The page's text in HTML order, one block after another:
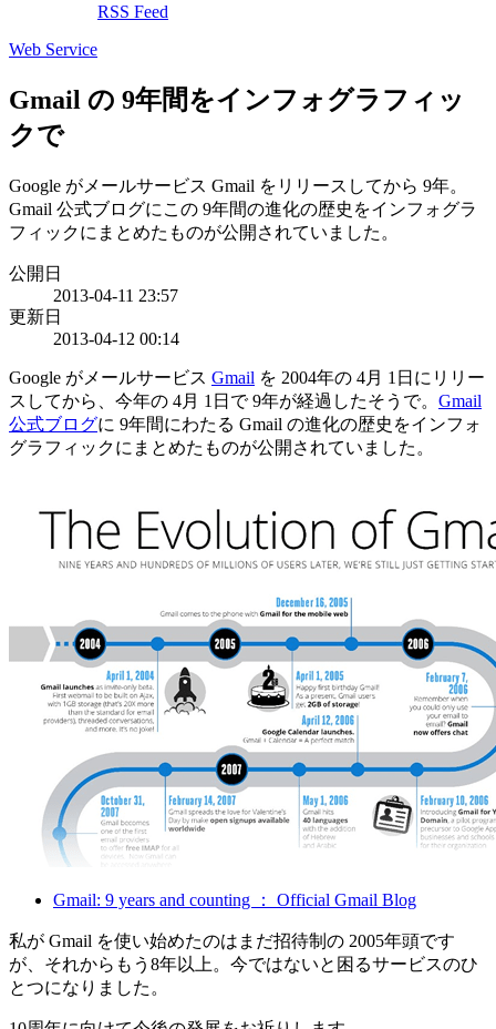
RSS Feed
Web Service
Gmail の 9年間をインフォグラフィッ
クで
Google がメールサービス Gmail をリリースしてから 9年。
Gmail 公式ブログにこの 9年間の進化の歴史をインフォグラ
フィックにまとめたものが公開されていました。
公開日
2013-04-11 23:57
更新日
2013-04-12 00:14
Google がメールサービス Gmail を 2004年の 4月 1日にリリー
スしてから、今年の 4月 1日で 9年が経過したそうで。 Gmail
公式ブログに 9年間にわたる Gmail の進化の歴史をインフォ
グラフィックにまとめたものが公開されていました。
Gmail: 9 years and counting ： Official Gmail Blog
私が Gmail を使い始めたのはまだ招待制の 2005年頭です
が、それからもう8年以上。今ではないと困るサービスのひ
とつになりました。